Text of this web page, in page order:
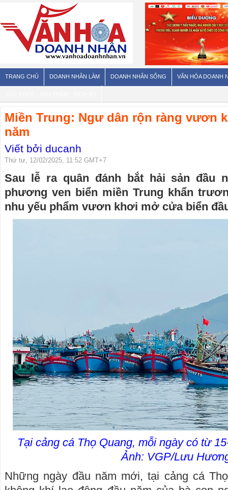
TRANG CHỦ DOANH NHÂN LÀM DOANH NHÂN SỐNG VĂN HÓA DOANH
Miền Trung: Ngư dân rộn ràng vươn
năm
Viết bởi ducanh
Thứ tư, 12/02/2025, 11:52 GMT+7
Sau lễ ra quân đánh bắt hải sản đầu
phương ven biển miền Trung khẩn
nhu yếu phẩm vươn khơi mở cửa biển
Tại cảng cá Thọ Quang, mỗi ngày có từ
Ảnh: VGP/Lưu
Những ngày đầu năm mới, tại cảng cá